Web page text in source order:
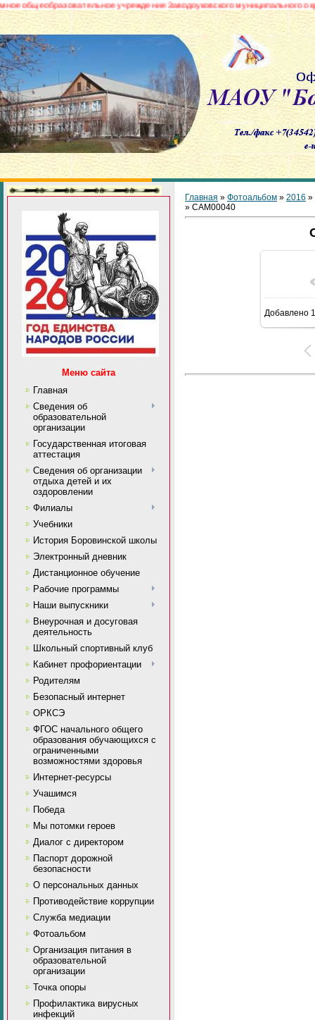
учреждение Заводоуковского муниципального
Меню сайта
Главная
Сведения об
образовательной
организации
Государственная итоговая
аттестация
Сведения об организации
отдыха детей и их
оздоровлении
Филиалы
Учебники
История Боровинской школы
Электронный дневник
Дистанционное обучение
Рабочие программы
Наши выпускники
Внеурочная и досуговая
деятельность
Школьный спортивный клуб
Кабинет профориентации
Родителям
Безопасный интернет
ОРКСЭ
ФГОС начального общего
образования обучающихся с
ограниченными
возможностями здоровья
Интернет-ресурсы
Учашимся
Победа
Мы потомки героев
Диалог с директором
Паспорт дорожной
безопасности
О персональных данных
Противодействие коррупции
Служба медиации
Фотоальбом
Организация питания в
образовательной
организации
Точка опоры
Профилактика вирусных
инфекций
Главная » Фотоальбом » 2016 »
» CAM00040
В
Добавлено